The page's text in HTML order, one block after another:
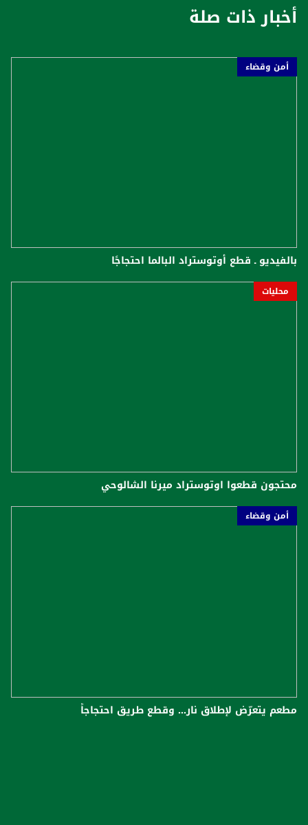
أخبار ذات صلة
أمن وقضاء
بالفيديو ـ قطع أوتوستراد البالما احتجاجًا
محليات
محتجون قطعوا اوتوستراد ميرنا الشالوحي
أمن وقضاء
مطعم يتعرّض لإطلاق نار... وقطع طريق احتجاجاً